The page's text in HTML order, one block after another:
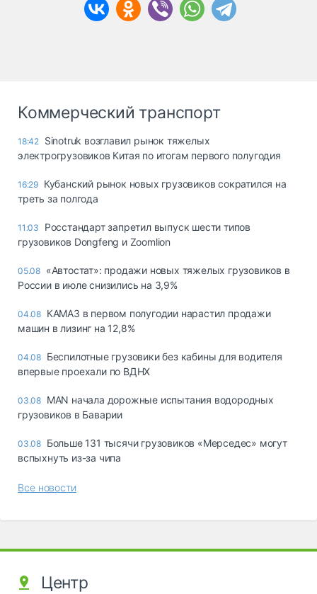
Коммерческий транспорт
18:42 Sinotruk возглавил рынок тяжелых
электрогрузовиков Китая по итогам первого полугодия
16:29 Кубанский рынок новых грузовиков сократился на
треть за полгода
11:03
Росстандарт запретил выпуск шести типов
грузовиков Dongfeng и Zoomlion
05.08 «Автостат»: продажи новых тяжелых грузовиков в
России в июле снизились на 3,9%
04.08 КАМАЗ в первом полугодии нарастил продажи
машин в лизинг на 12,8%
04.08 Беспилотные грузовики без кабины для водителя
впервые проехали по ВДНХ
03.08 MAN начала дорожные испытания водородных
грузовиков в Баварии
03.08 Больше 131 тысячи грузовиков «Мерседес» могут
вспыхнуть из-за чипа
Все новости
Центр